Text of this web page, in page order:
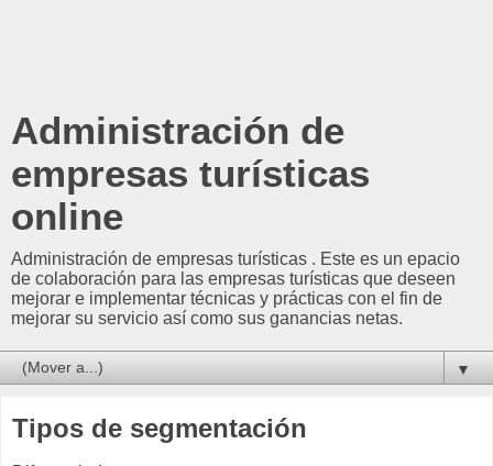
Administración de
empresas turísticas
online
Administración de empresas turísticas . Este es un epacio
de colaboración para las empresas turísticas que deseen
mejorar e implementar técnicas y prácticas con el fin de
mejorar su servicio así como sus ganancias netas.
▼
Tipos de segmentación